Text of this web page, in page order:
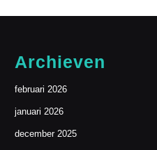
Archieven
februari 2026
januari 2026
december 2025